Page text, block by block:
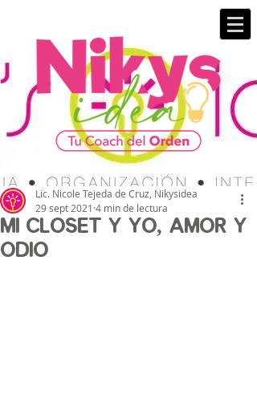
Mi closet y yo, Amor y
odio
Lic. Nicole Tejeda de Cruz, Nikysidea
29 sept 2021 4 min de lectura